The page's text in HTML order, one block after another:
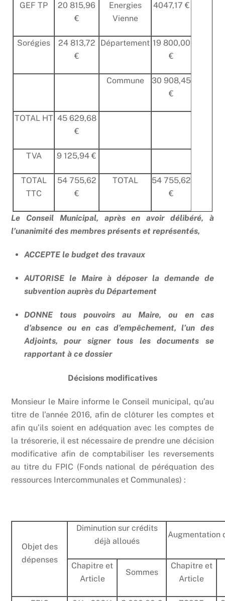
GEF TP
20 815,96
€
Energies
Vienne
4047,17 €
Sorégies
24 813,72
€
Département 19 800,00
€
Commune
30 908,45
€
TOTAL HT 45 629,68
€
TVA 9 125,94 €
TOTAL
TTC
54 755,62
€
TOTAL
54 755,62
€
Le Conseil Municipal, après en avoir délibéré, à
l’unanimité des membres présents et représentés,
ACCEPTE le budget des travaux
AUTORISE le Maire à déposer la demande de
subvention auprès du Département
DONNE tous pouvoirs au Maire, ou en cas
d’absence ou en cas d’empêchement, l’un des
Adjoints, pour signer tous les documents se
rapportant à ce dossier
Décisions modificatives
Monsieur le Maire informe le Conseil municipal, qu’au
titre de l’année 2016, afin de clôturer les comptes et
afin qu’ils soient en adéquation avec les comptes de
la trésorerie, il est nécessaire de prendre une décision
modificative afin de comptabiliser les reversements
au titre du FPIC (Fonds national de péréquation des
ressources Intercommunales et Communales) :
Objet des
dépenses
Diminution sur crédits
déjà alloués
Augmentation
Chapitre et
Article
Sommes
Chapitre et
Article